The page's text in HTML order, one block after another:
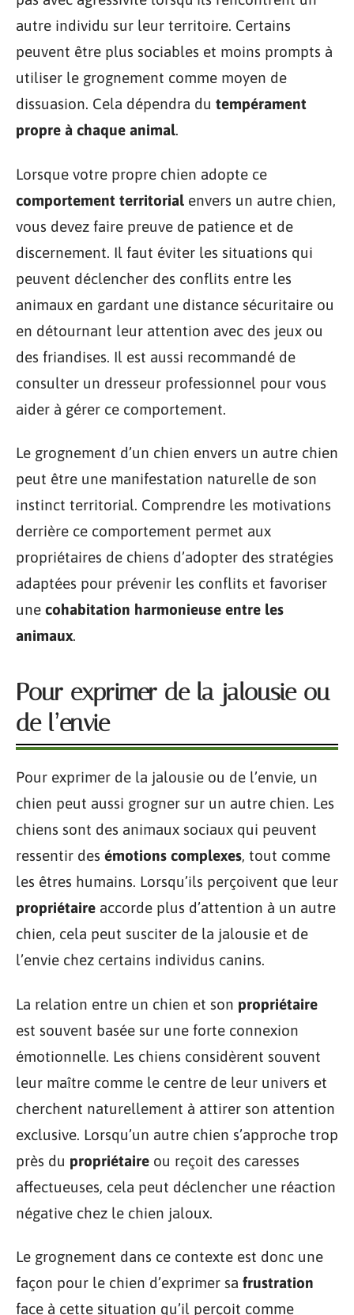
autre individu sur leur territoire. Certains
peuvent être plus sociables et moins prompts à
utiliser le grognement comme moyen de
dissuasion. Cela dépendra du tempérament
propre à chaque animal.
Lorsque votre propre chien adopte ce
comportement territorial envers un autre chien,
vous devez faire preuve de patience et de
discernement. Il faut éviter les situations qui
peuvent déclencher des conflits entre les
animaux en gardant une distance sécuritaire ou
en détournant leur attention avec des jeux ou
des friandises. Il est aussi recommandé de
consulter un dresseur professionnel pour vous
aider à gérer ce comportement.
Le grognement d’un chien envers un autre chien
peut être une manifestation naturelle de son
instinct territorial. Comprendre les motivations
derrière ce comportement permet aux
propriétaires de chiens d’adopter des stratégies
adaptées pour prévenir les conflits et favoriser
une cohabitation harmonieuse entre les
animaux.
Pour exprimer de la jalousie ou
de l’envie
Pour exprimer de la jalousie ou de l’envie, un
chien peut aussi grogner sur un autre chien. Les
chiens sont des animaux sociaux qui peuvent
ressentir des émotions complexes, tout comme
les êtres humains. Lorsqu’ils perçoivent que leur
propriétaire accorde plus d’attention à un autre
chien, cela peut susciter de la jalousie et de
l’envie chez certains individus canins.
La relation entre un chien et son propriétaire
est souvent basée sur une forte connexion
émotionnelle. Les chiens considèrent souvent
leur maître comme le centre de leur univers et
cherchent naturellement à attirer son attention
exclusive. Lorsqu’un autre chien s’approche trop
près du propriétaire ou reçoit des caresses
affectueuses, cela peut déclencher une réaction
négative chez le chien jaloux.
Le grognement dans ce contexte est donc une
façon pour le chien d’exprimer sa frustration
face à cette situation qu’il perçoit comme